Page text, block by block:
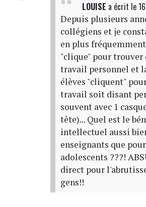
LOUISE a écrit le
Depuis plusieurs
collégiens et je
en plus
"clique" pour trouver
travail personnel et
élèves "cliquent"
travail soit disant
souvent avec 1
tête)... Quel est le
intellectuel aussi
enseignants que
adolescents ???!
direct pour
gens!!